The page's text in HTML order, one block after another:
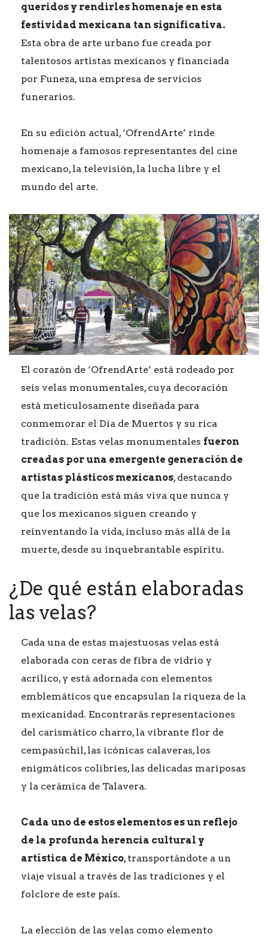
queridos y rendirles homenaje en esta
festividad mexicana tan significativa.
Esta obra de arte urbano fue creada por
talentosos artistas mexicanos y financiada
por Funeza, una empresa de servicios
funerarios.
En su edición actual, ‘OfrendArte’ rinde
homenaje a famosos representantes del cine
mexicano, la televisión, la lucha libre y el
mundo del arte.
El corazón de ‘OfrendArte’ está rodeado por
seis velas monumentales, cuya decoración
está meticulosamente diseñada para
conmemorar el Día de Muertos y su rica
tradición. Estas velas monumentales fueron
creadas por una emergente generación de
artistas plásticos mexicanos, destacando
que la tradición está más viva que nunca y
que los mexicanos siguen creando y
reinventando la vida, incluso más allá de la
muerte, desde su inquebrantable espíritu.
¿De qué están elaboradas
las velas?
Cada una de estas majestuosas velas está
elaborada con ceras de fibra de vidrio y
acrílico, y está adornada con elementos
emblemáticos que encapsulan la riqueza de la
mexicanidad. Encontrarás representaciones
del carismático charro, la vibrante flor de
cempasúchil, las icónicas calaveras, los
enigmáticos colibríes, las delicadas mariposas
y la cerámica de Talavera.
Cada uno de estos elementos es un reflejo
de la profunda herencia cultural y
artística de México, transportándote a un
viaje visual a través de las tradiciones y el
folclore de este país.
La elección de las velas como elemento